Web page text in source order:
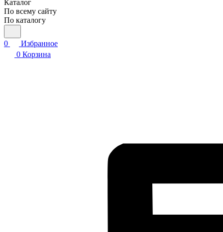
Каталог
По всему сайту
По каталогу
0
Избранное
0 Корзина